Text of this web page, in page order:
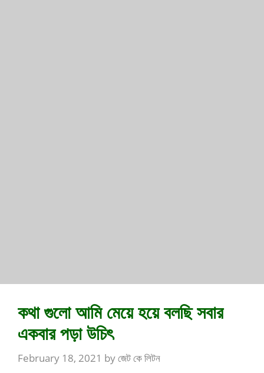
কথা গুলো আমি মেয়ে হয়ে বলছি সবার
একবার পড়া উচিৎ
February 18, 2021 byজেট কে লিটন